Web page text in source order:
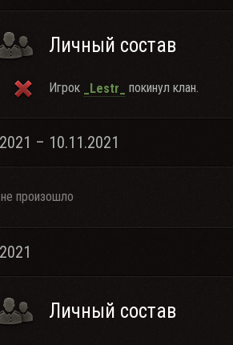
Личный состав
Игрок _Lestr_ покинул клан.
– 10.11.2021
произошло
Личный состав